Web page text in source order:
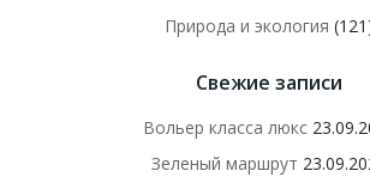
Природа и экология
Свежие записи
Вольер класса люкс
Зеленый маршрут